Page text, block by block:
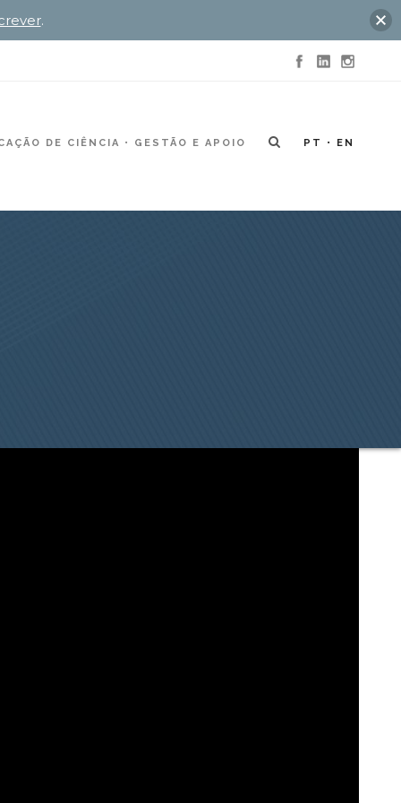
DE CIÊNCIA GESTÃO E APOIO PT EN
.